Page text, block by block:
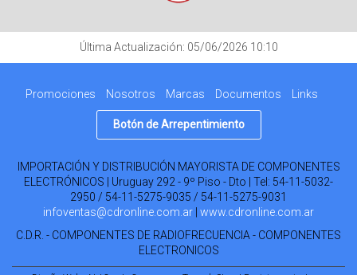
Última Actualización: 05/06/2026 10:10
Promociones Nosotros Marcas Documentos Links
Botón de Arrepentimiento
IMPORTACIÓN Y DISTRIBUCIÓN MAYORISTA DE COMPONENTES
ELECTRÓNICOS | Uruguay 292 - 9º Piso - Dto | Tel: 54-11-5032-
2950 / 54-11-5275-9035 / 54-11-5275-9031
infoventas@cdronline.com.ar www.cdronline.com.ar
C.D.R. - COMPONENTES DE RADIOFRECUENCIA - COMPONENTES
ELECTRONICOS